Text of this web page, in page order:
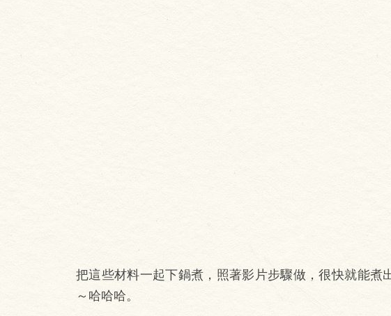
把這些材料一起下鍋煮，照著影片步驟做，很快就能煮
～哈哈哈。